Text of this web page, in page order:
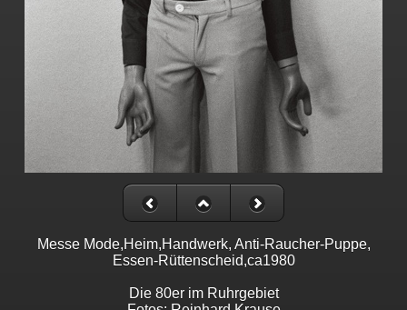
Messe Mode,Heim,Handwerk, Anti-Raucher-Puppe,
Essen-Rüttenscheid,ca1980
Die 80er im Ruhrgebiet